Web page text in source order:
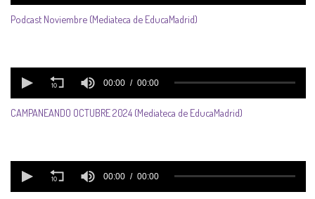
Podcast Noviembre (Mediateca de EducaMadrid)
CAMPANEANDO OCTUBRE 2024 (Mediateca de EducaMadrid)